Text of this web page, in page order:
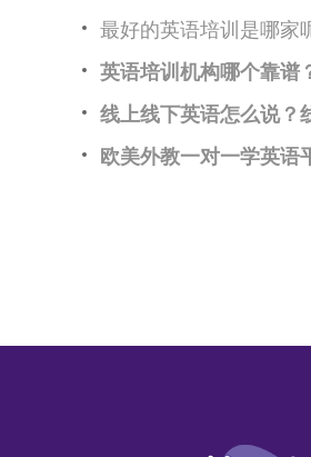
最好的英语培训是哪家
英语培训机构哪个靠谱
线上线下英语怎么说？
欧美外教一对一学英语